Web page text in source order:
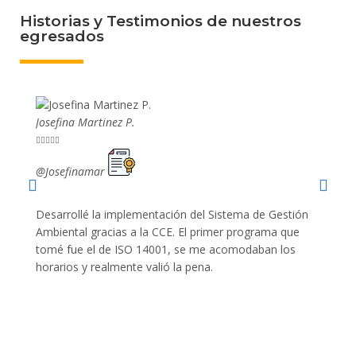
Historias y Testimonios de nuestros
egresados
Josefina Martinez P.

@Josefinamar
Desarrollé la implementación del Sistema de Gestión
Ambiental gracias a la CCE. El primer programa que
tomé fue el de ISO 14001, se me acomodaban los
horarios y realmente valió la pena.